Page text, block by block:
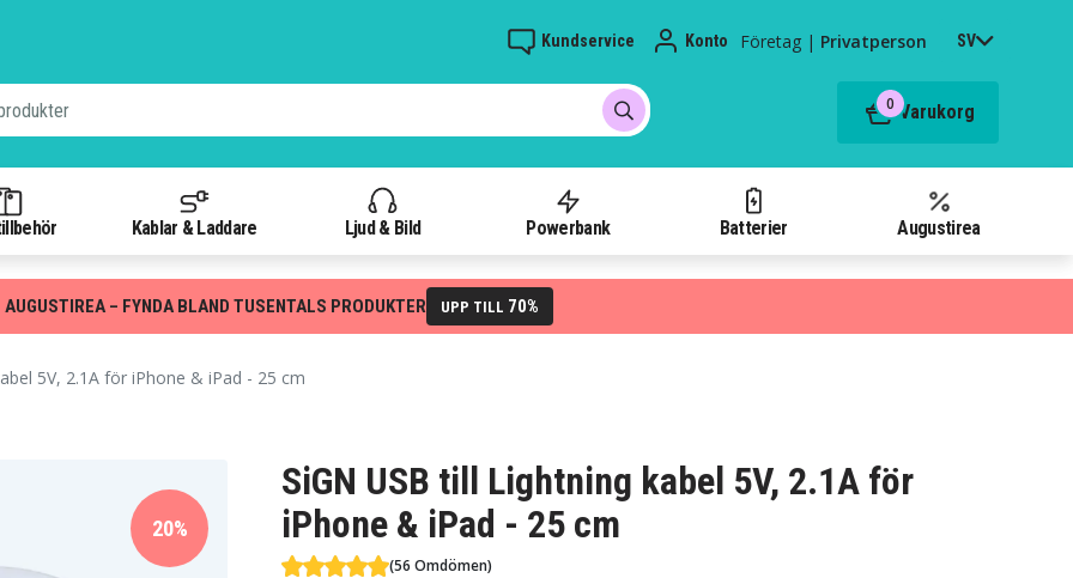
Kundservice Konto Företag | Privatperson SV
0 Varukorg
Kablar & Laddare Ljud & Bild Powerbank Batterier Augustirea
AUGUSTIREA – FYNDA BLAND TUSENTALS PRODUKTER UPP TILL 70%
5V, 2.1A för iPhone & iPad - 25 cm
SiGN USB till Lightning kabel 5V, 2.1A för
iPhone & iPad - 25 cm
(56 Omdömen)
20%